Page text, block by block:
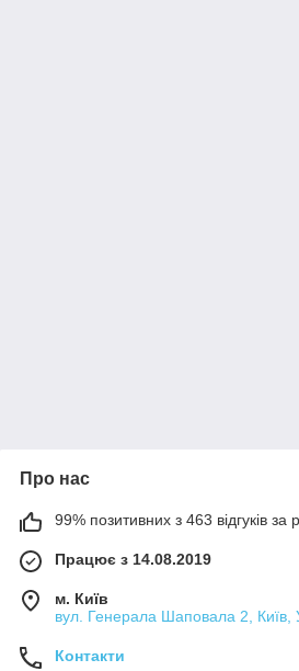
Про нас
99% позитивних з 463 відгуків за
Працює з 14.08.2019
м. Київ
вул. Генерала Шаповала 2, Київ,
Контакти